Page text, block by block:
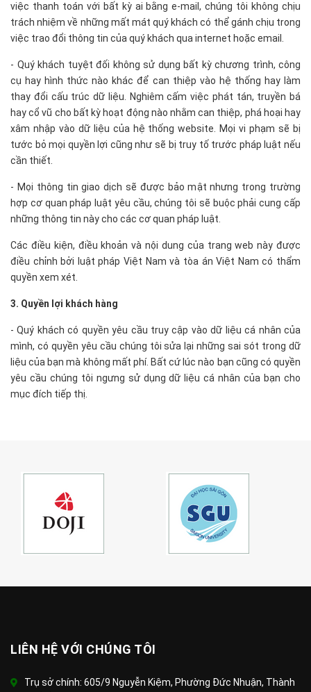
việc thanh toán với bất kỳ ai bằng e-mail, chúng tôi không chịu
trách nhiệm về những mất mát quý khách có thể gánh chịu trong
việc trao đổi thông tin của quý khách qua internet hoặc email.
- Quý khách tuyệt đối không sử dụng bất kỳ chương trình, công
cụ hay hình thức nào khác để can thiệp vào hệ thống hay làm
thay đổi cấu trúc dữ liệu. Nghiêm cấm việc phát tán, truyền bá
hay cổ vũ cho bất kỳ hoạt động nào nhằm can thiệp, phá hoại hay
xâm nhập vào dữ liệu của hệ thống website. Mọi vi phạm sẽ bị
tước bỏ mọi quyền lợi cũng như sẽ bị truy tố trước pháp luật nếu
cần thiết.
- Mọi thông tin giao dịch sẽ được bảo mật nhưng trong trường
hợp cơ quan pháp luật yêu cầu, chúng tôi sẽ buộc phải cung cấp
những thông tin này cho các cơ quan pháp luật.
Các điều kiện, điều khoản và nội dung của trang web này được
điều chỉnh bởi luật pháp Việt Nam và tòa án Việt Nam có thẩm
quyền xem xét.
3. Quyền lợi khách hàng
- Quý khách có quyền yêu cầu truy cập vào dữ liệu cá nhân của
mình, có quyền yêu cầu chúng tôi sửa lại những sai sót trong dữ
liệu của bạn mà không mất phí. Bất cứ lúc nào bạn cũng có quyền
yêu cầu chúng tôi ngưng sử dụng dữ liệu cá nhân của bạn cho
mục đích tiếp thị.
LIÊN HỆ VỚI CHÚNG TÔI
Trụ sở chính: 605/9 Nguyễn Kiệm, Phường Đức Nhuận, Thành